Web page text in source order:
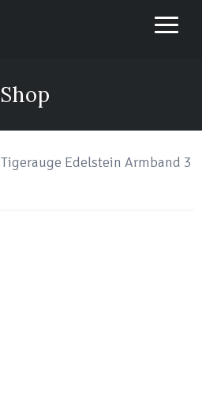
Shop
Tigerauge Edelstein Armband 3